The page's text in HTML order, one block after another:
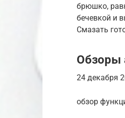
брюшко,
бечевкой и
Смазать
Обзоры
24 декабря
обзор